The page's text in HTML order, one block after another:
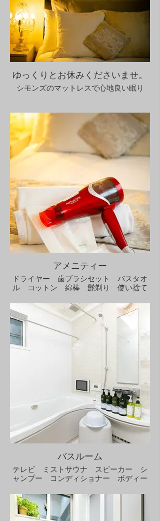
ゆっくりとお休みくださいませ。
シモンズのマットレスで心地良い眠り
アメニティー
ドライヤー 歯ブラシセット バスタオ
ル コットン 綿棒 髭剃り 使い捨て
ドソープ
バスルーム
テレビ ミストサウナ スピーカー シ
ャンプー コンディショナー ボディー
ソープ